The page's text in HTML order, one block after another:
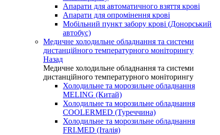
Апарати для автоматичного взяття крові
Апарати для опромінення крові
Мобільний пункт забору крові (Донорський
автобус)
Медичне холодильне обладнання та системи
дистанційного температурного моніторингу
Назад
Медичне холодильне обладнання та системи
дистанційного температурного моніторингу
Холодильне та морозильне обладнання
MELING (Китай)
Холодильне та морозильне обладнання
COOLERMED (Туреччина)
Холодильне та морозильне обладнання
FRI.MED (Італія)